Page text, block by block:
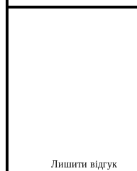
Лишити відгук